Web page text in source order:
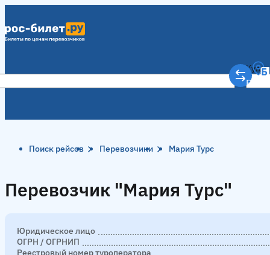
Куда
Поиск рейсов Перевозчики Мария Турс
Перевозчик "Мария Турс"
Перевозчик "Мария Турс"
Юридическое лицо
ОГРН / ОГРНИП
Реестровый номер туроператора